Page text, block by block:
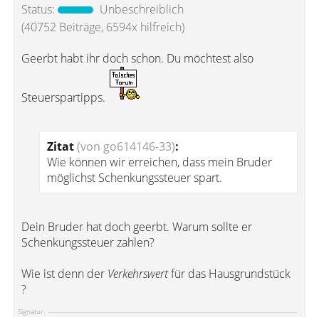
Status:
Unbeschreiblich
(40752 Beiträge, 6594x hilfreich)
Geerbt habt ihr doch schon. Du möchtest also
Steuerspartipps.
Zitat(von go614146-33):
Wie können wir erreichen, dass mein Bruder
möglichst Schenkungssteuer spart.
Dein Bruder hat doch geerbt. Warum sollte er
Schenkungssteuer zahlen?
Wie ist denn der Verkehrswertfür das Hausgrundstück
?
Signatur: